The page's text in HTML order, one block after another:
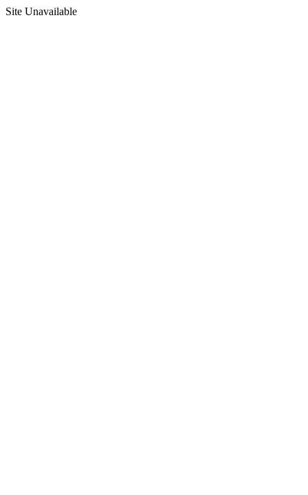
Site Unavailable